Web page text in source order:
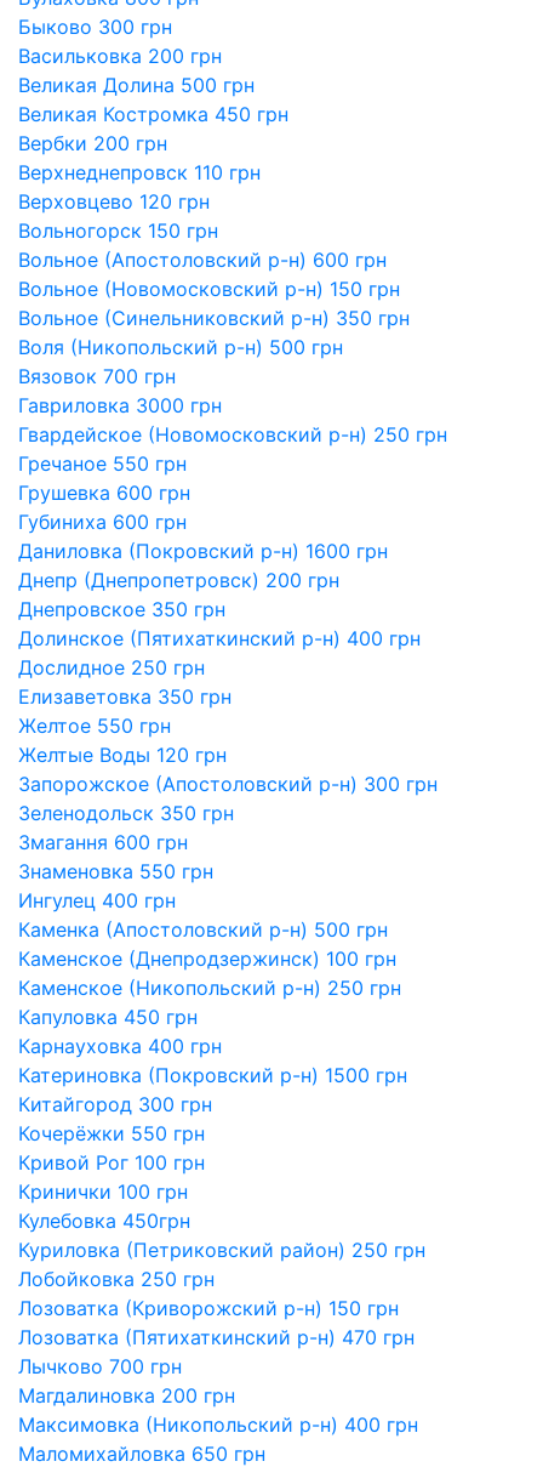
Быково 300 грн
Васильковка 200 грн
Великая Долина 500 грн
Великая Костромка 450 грн
Вербки 200 грн
Верхнеднепровск 110 грн
Верховцево 120 грн
Вольногорск 150 грн
Вольное (Апостоловский р-н) 600 грн
Вольное (Новомосковский р-н) 150 грн
Вольное (Синельниковский р-н) 350 грн
Воля (Никопольский р-н) 500 грн
Вязовок 700 грн
Гавриловка 3000 грн
Гвардейское (Новомосковский р-н) 250 грн
Гречаное 550 грн
Грушевка 600 грн
Губиниха 600 грн
Даниловка (Покровский р-н) 1600 грн
Днепр (Днепропетровск) 200 грн
Днепровское 350 грн
Долинское (Пятихаткинский р-н) 400 грн
Дослидное 250 грн
Елизаветовка 350 грн
Желтое 550 грн
Желтые Воды 120 грн
Запорожское (Апостоловский р-н) 300 грн
Зеленодольск 350 грн
Змагання 600 грн
Знаменовка 550 грн
Ингулец 400 грн
Каменка (Апостоловский р-н) 500 грн
Каменское (Днепродзержинск) 100 грн
Каменское (Никопольский р-н) 250 грн
Капуловка 450 грн
Карнауховка 400 грн
Катериновка (Покровский р-н) 1500 грн
Китайгород 300 грн
Кочерёжки 550 грн
Кривой Рог 100 грн
Кринички 100 грн
Кулебовка 450грн
Куриловка (Петриковский район) 250 грн
Лобойковка 250 грн
Лозоватка (Криворожский р-н) 150 грн
Лозоватка (Пятихаткинский р-н) 470 грн
Лычково 700 грн
Магдалиновка 200 грн
Максимовка (Никопольский р-н) 400 грн
Маломихайловка 650 грн